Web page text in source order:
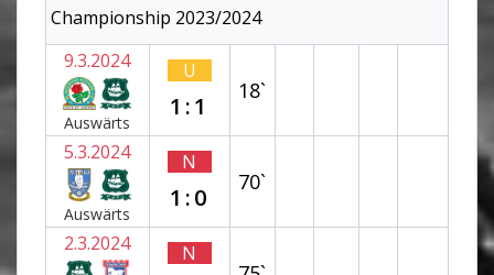
Championship 2023/2024
9.3.2024
Auswärts
U
1:1
18`
5.3.2024
Auswärts
N
1:0
70`
2.3.2024 N